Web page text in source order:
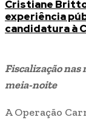
Cristiane
experiência
candidatura à
Fiscalização
meia-noite
A Operação